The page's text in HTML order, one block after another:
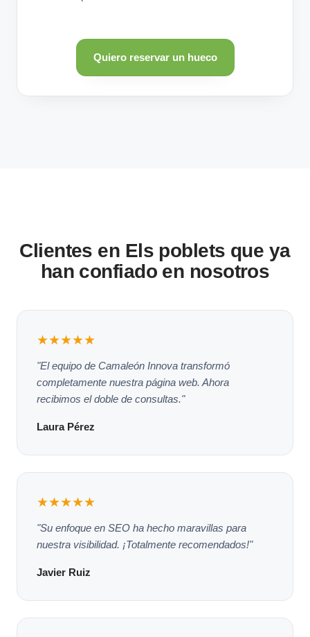
Quiero reservar un hueco
Clientes en Els poblets que ya
han confiado en nosotros
★★★★★
"El equipo de Camaleón Innova transformó
completamente nuestra página web. Ahora
recibimos el doble de consultas."
Laura Pérez
★★★★★
"Su enfoque en SEO ha hecho maravillas para
nuestra visibilidad. ¡Totalmente recomendados!"
Javier Ruiz